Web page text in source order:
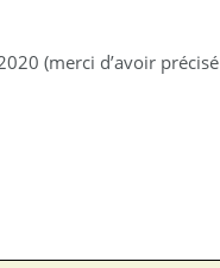
(merci d’avoir précisé